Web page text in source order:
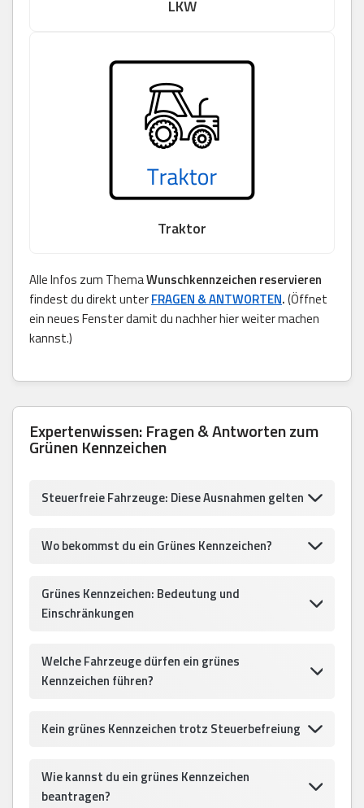
LKW
Traktor
Alle Infos zum ThemaWunschkennzeichen reservieren
findest du direkt unterFRAGEN & ANTWORTEN.(Öffnet
ein neues Fenster damit du nachher hier weiter machen
kannst.)
Expertenwissen: Fragen & Antworten zum
Grünen Kennzeichen
Steuerfreie Fahrzeuge: Diese Ausnahmen gelten
Wo bekommst du ein Grünes Kennzeichen?
Grünes Kennzeichen: Bedeutung und
Einschränkungen
Welche Fahrzeuge dürfen ein grünes
Kennzeichen führen?
Kein grünes Kennzeichen trotz Steuerbefreiung
Wie kannst du ein grünes Kennzeichen
beantragen?